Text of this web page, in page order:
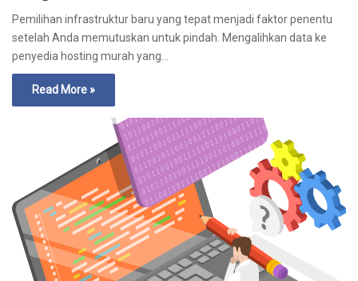
Pemilihan infrastruktur baru yang tepat menjadi faktor penentu
setelah Anda memutuskan untuk pindah. Mengalihkan data ke
penyedia hosting murah yang…
Read More »